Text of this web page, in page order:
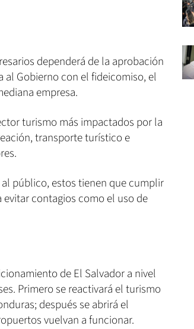
dependerá de la aprobación
al Gobierno con el fideicomiso, el
empresa.
turismo más impactados por la
transporte turístico e
público, estos tienen que cumplir
contagios como el uso de
de El Salvador a nivel
Primero se reactivará el turismo
después se abrirá el
vuelvan a funcionar.